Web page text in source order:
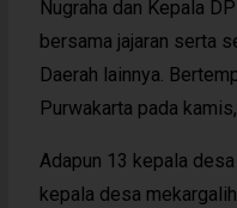
Nugraha dan Kepala
bersama jajaran serta
Daerah lainnya.
Purwakarta pada
Adapun 13 kepala
kepala desa